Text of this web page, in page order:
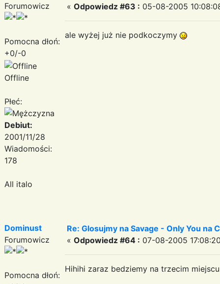
Forumowicz
Pomocna dłoń:
+0/-0
Offline
Płeć:
Debiut:
2001/11/28
Wiadomości:
178
All italo
« Odpowiedz #63 : 05-08-2005
ale wyżej już nie podkoczymy
Dominust
Forumowicz
Pomocna dłoń:
Re: Glosujmy na Savage - Only You na
« Odpowiedz #64 : 07-08-2005
Hihihi zaraz bedziemy na trzecim